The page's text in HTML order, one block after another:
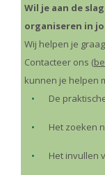
Wil je aan de
organiseren in
Wij helpen je
Contacteer ons (
kunnen je helpen
De
Het zoeken
Het invullen